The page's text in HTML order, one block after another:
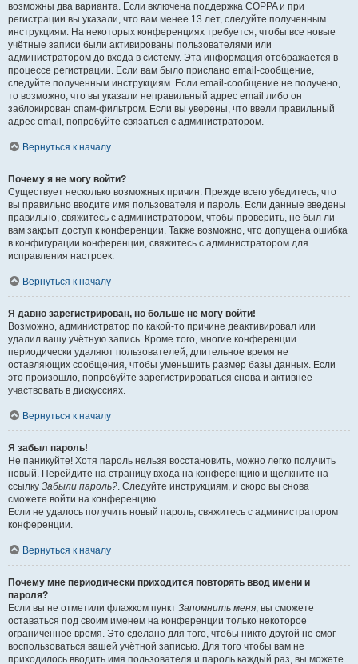
возможны два варианта. Если включена поддержка COPPA и при
регистрации вы указали, что вам менее 13 лет, следуйте полученным
инструкциям. На некоторых конференциях требуется, чтобы все новые
учётные записи были активированы пользователями или
администратором до входа в систему. Эта информация отображается в
процессе регистрации. Если вам было прислано email-сообщение,
следуйте полученным инструкциям. Если email-сообщение не получено,
то возможно, что вы указали неправильный адрес email либо он
заблокирован спам-фильтром. Если вы уверены, что ввели правильный
адрес email, попробуйте связаться с администратором.
Вернуться к началу
Почему я не могу войти?
Существует несколько возможных причин. Прежде всего убедитесь, что
вы правильно вводите имя пользователя и пароль. Если данные введены
правильно, свяжитесь с администратором, чтобы проверить, не был ли
вам закрыт доступ к конференции. Также возможно, что допущена ошибка
в конфигурации конференции, свяжитесь с администратором для
исправления настроек.
Вернуться к началу
Я давно зарегистрирован, но больше не могу войти!
Возможно, администратор по какой-то причине деактивировал или
удалил вашу учётную запись. Кроме того, многие конференции
периодически удаляют пользователей, длительное время не
оставляющих сообщения, чтобы уменьшить размер базы данных. Если
это произошло, попробуйте зарегистрироваться снова и активнее
участвовать в дискуссиях.
Вернуться к началу
Я забыл пароль!
Не паникуйте! Хотя пароль нельзя восстановить, можно легко получить
новый. Перейдите на страницу входа на конференцию и щёлкните на
ссылку Забыли пароль?. Следуйте инструкциям, и скоро вы снова
сможете войти на конференцию.
Если не удалось получить новый пароль, свяжитесь с администратором
конференции.
Вернуться к началу
Почему мне периодически приходится повторять ввод имени и
пароля?
Если вы не отметили флажком пункт Запомнить меня, вы сможете
оставаться под своим именем на конференции только некоторое
ограниченное время. Это сделано для того, чтобы никто другой не смог
воспользоваться вашей учётной записью. Для того чтобы вам не
приходилось вводить имя пользователя и пароль каждый раз, вы можете